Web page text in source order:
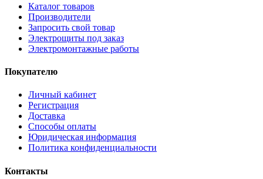
Каталог товаров
Производители
Запросить свой товар
Электрощиты под заказ
Электромонтажные работы
Покупателю
Личный кабинет
Регистрация
Доставка
Способы оплаты
Юридическая информация
Политика конфиденциальности
Контакты